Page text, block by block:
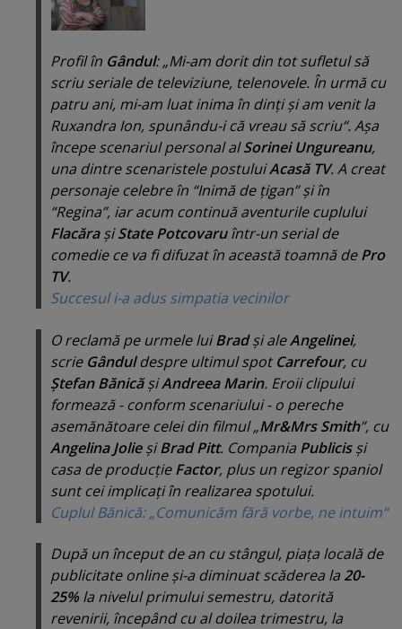
Profil în Gândul: „Mi-am dorit din tot sufletul să
scriu seriale de televiziune, telenovele. În urmă cu
patru ani, mi-am luat inima în dinţi şi am venit la
Ruxandra Ion, spunându-i că vreau să scriu“. Aşa
începe scenariul personal alSorinei Ungureanu,
una dintre scenaristele postuluiAcasă TV. A creat
personaje celebre în “Inimă de ţigan” şi în
“Regina”, iar acum continuă aventurile cuplului
FlacăraşiState Potcovaruîntr-un serial de
comedie ce va fi difuzat în această toamnă dePro
TV.
Succesul i-a adus simpatia vecinilor
O reclamă pe urmele luiBradşi aleAngelinei,
scrie Gânduldespre ultimul spotCarrefour, cu
Ştefan BănicăşiAndreea Marin. Eroii clipului
formează - conform scenariului - o pereche
asemănătoare celei din filmul „Mr&Mrs Smith”, cu
Angelina JolieşiBrad Pitt. Compania Publicisşi
casa de producţieFactor, plus un regizor spaniol
sunt cei implicaţi în realizarea spotului.
Cuplul Bănică: „Comunicăm fără vorbe, ne intuim“
După un început de an cu stângul, piaţa locală de
publicitate online şi-a diminuat scăderea la 20-
25% la nivelul primului semestru, datorită
revenirii, începând cu al doilea trimestru, la